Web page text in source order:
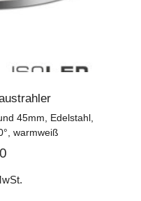
45mm, Edelstahl,
warmweiß